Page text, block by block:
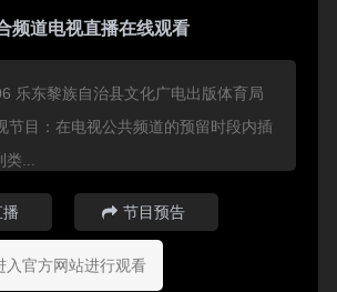
频道电视直播在线观看
乐东黎族自治县文化广电出版体育局
目：在电视公共频道的预留时段内插
...
节目预告
入官方网站进行观看